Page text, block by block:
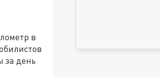
в
за день